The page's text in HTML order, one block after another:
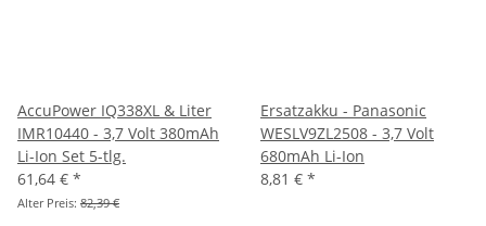
AccuPower IQ338XL & Liter
IMR10440 - 3,7 Volt 380mAh
Li-Ion Set 5-tlg.
61,64 € *
Alter Preis: 82,39 €
Ersatzakku - Panasonic
WESLV9ZL2508 - 3,7 Volt
680mAh Li-Ion
8,81 € *